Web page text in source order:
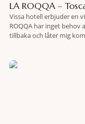
LA ROQQA –
Vissa hotell erbjuder en
ROQQA har inget behov
tillbaka och låter mig